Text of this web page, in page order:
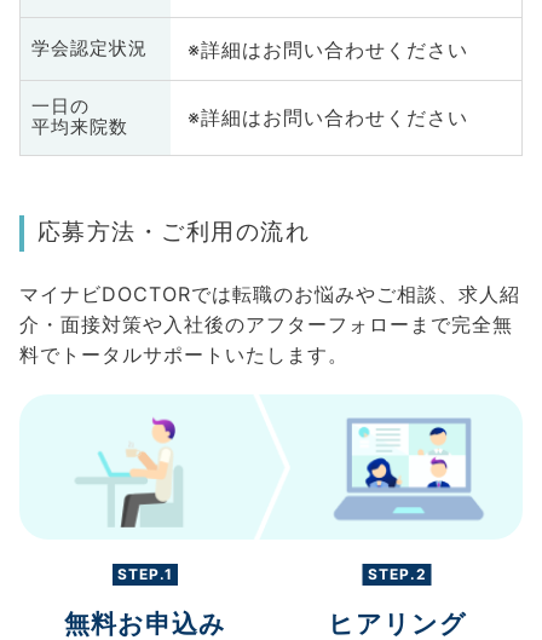
学会認定状況 ※詳細はお問い合わせください
一日の
平均来院数
※詳細はお問い合わせください
応募方法・ご利用の流れ
マイナビDOCTORでは転職のお悩みやご相談、求人紹
介・面接対策や入社後のアフターフォローまで完全無
料でトータルサポートいたします。
STEP.1
無料お申込み
STEP.2
ヒアリング